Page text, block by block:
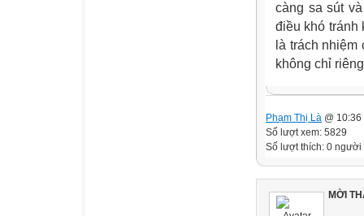
càng sa sút
điều khó tránh
là trách
không chỉ
Phạm Thị Là @
Số lượt xem: 5829
Số lượt thích: 0 người
MỜI